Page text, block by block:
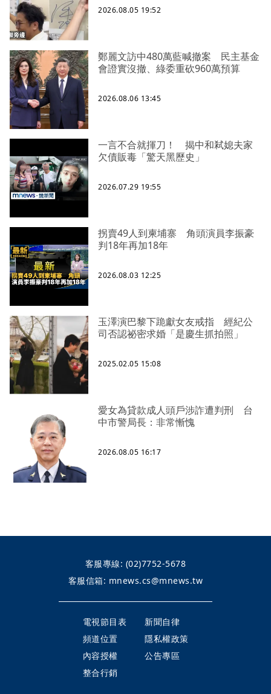
2026.08.05 19:52
鄭麗文訪中480萬藍喊撤案 民主基金
會證實沒撤、綠委重砍960萬預算
2026.08.06 13:45
一言不合就揮刀！ 揭中和弒媳夫家
欠債販毒「驚天黑歷史」
2026.07.29 19:55
拐賣49人到柬埔寨 角頭演員李振豪
判18年再加18年
2026.08.03 12:25
玉澤演巴黎下跪獻女友戒指 經紀公
司否認祕密求婚「是慶生抓拍照」
2025.02.05 15:08
愛女為貸款成人頭戶涉詐遭判刑 台
中市警局長：非常慚愧
2026.08.05 16:17
客服專線: (02)7752-5678
客服信箱: mnews.cs@mnews.tw
電視節目表
新聞自律
頻道位置
隱私權政策
內容授權
公告專區
整合行銷